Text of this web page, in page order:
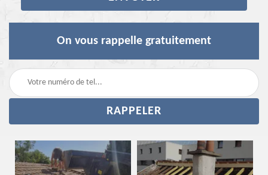
On vous rappelle gratuitement